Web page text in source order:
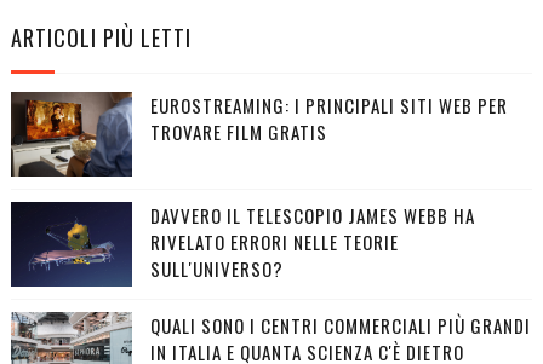
ARTICOLI PIÙ LETTI
EUROSTREAMING: I PRINCIPALI SITI WEB PER
TROVARE FILM GRATIS
DAVVERO IL TELESCOPIO JAMES WEBB HA
RIVELATO ERRORI NELLE TEORIE
SULL'UNIVERSO?
QUALI SONO I CENTRI COMMERCIALI PIÙ GRANDI
IN ITALIA E QUANTA SCIENZA C'È DIETRO